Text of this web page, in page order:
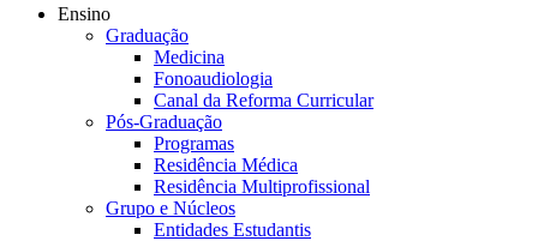
Ensino
Graduação
Medicina
Fonoaudiologia
Canal da Reforma Curricular
Pós-Graduação
Programas
Residência Médica
Residência Multiprofissional
Grupo e Núcleos
Entidades Estudantis